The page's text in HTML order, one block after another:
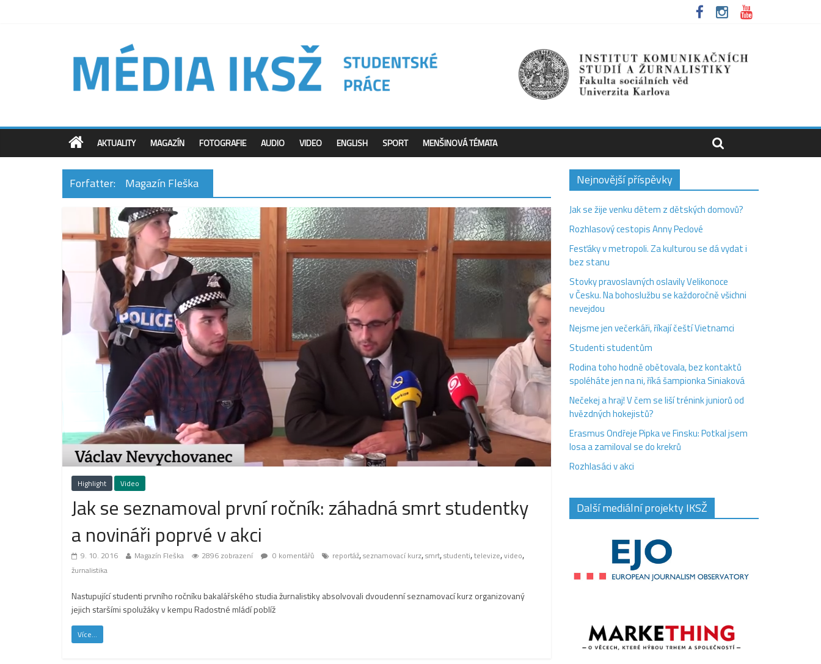
AKTUALITY MAGAZÍN FOTOGRAFIE AUDIO VIDEO ENGLISH SPORT MENŠINOVÁ TÉMATA
Forfatter: Magazín Fleška
Highlight Video
Jak se seznamoval první ročník: záhadná smrt studentky
a novináři poprvé v akci
9. 10. 2016 Magazín Fleška 2896 zobrazení 0 komentářů reportáž,seznamovací kurz,smrt,studenti,televize,video,
žurnalistika
Nastupující studenti prvního ročníku bakalářského studia žurnalistiky absolvovali dvoudenní seznamovací kurz organizovaný
jejich staršími spolužáky v kempu Radostné mládí poblíž
Více...
Nejnovější příspěvky
Jak se žije venku dětem z dětských domovů?
Rozhlasový cestopis Anny Peclové
Fesťáky v metropoli. Za kulturou se dá vydat i
bez stanu
Stovky pravoslavných oslavily Velikonoce
v Česku. Na bohoslužbu se každoročně všichni
nevejdou
Nejsme jen večerkáři, říkají čeští Vietnamci
Studenti studentům
Rodina toho hodně obětovala, bez kontaktů
spoléháte jen na ni, říká šampionka Siniaková
Nečekej a hraj! V čem se liší trénink juniorů od
hvězdných hokejistů?
Erasmus Ondřeje Pipka ve Finsku: Potkal jsem
losa a zamiloval se do krekrů
Rozhlasáci v akci
Další mediální projekty IKSŽ